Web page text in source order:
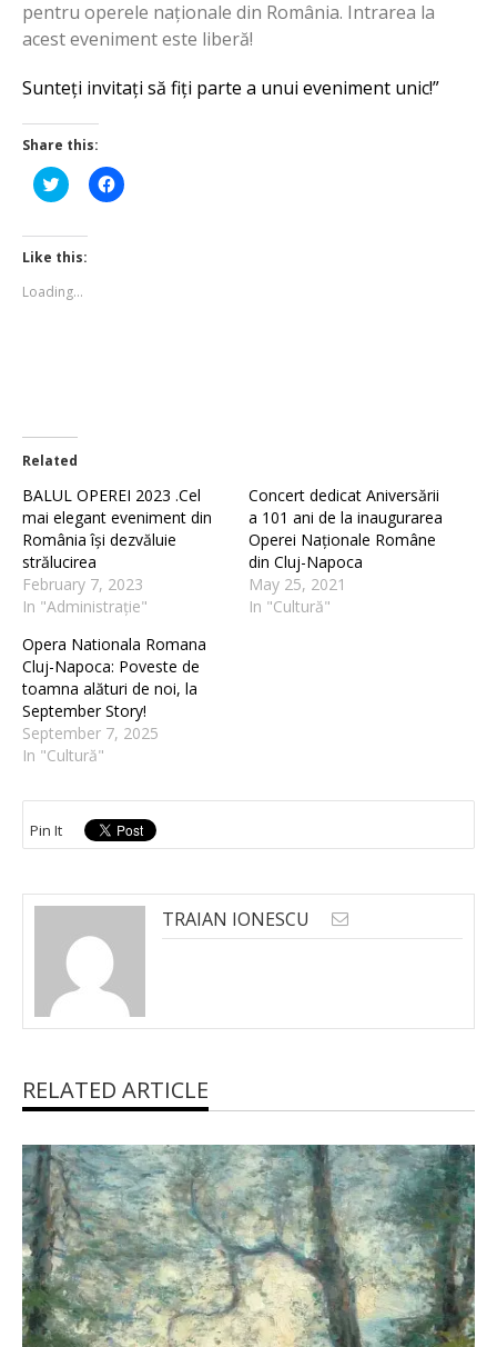
pentru operele naționale din România. Intrarea la
acest eveniment este liberă!
Sunteți invitați să fiți parte a unui eveniment unic!”
Share this:
Click
to
Twitter
(Opens
in
window)
Click
to
Like this:
Loading...
Related
BALUL OPEREI 2023 .Cel
mai elegant eveniment din
România își dezvăluie
strălucirea
February 7, 2023
In "Administrație"
Concert dedicat Aniversării
a 101 ani de la inaugurarea
Operei Naționale Române
din Cluj-Napoca
May 25, 2021
In "Cultură"
Opera Nationala Romana
Cluj-Napoca: Poveste de
toamna alături de noi, la
September Story!
September 7, 2025
In "Cultură"
Pin It
TRAIAN IONESCU
RELATED ARTICLE